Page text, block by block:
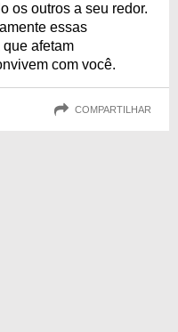
os outros a seu redor.
essas
afetam
com você.
COMPARTILHAR